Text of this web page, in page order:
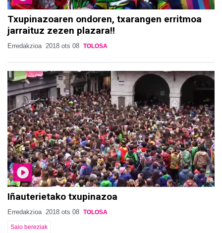
Txupinazoaren ondoren, txarangen erritmoa
jarraituz zezen plazara!!
Erredakzioa 2018 ots 08 TOLOSA
Iñauterietako txupinazoa
Erredakzioa 2018 ots 08 TOLOSA
Saio bereziak